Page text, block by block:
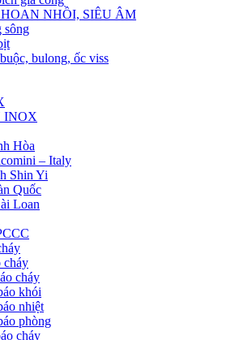
NHỒI, SIÊU ÂM
sông
bulong, ốc viss
INOX
Hòa
– Italy
Shin Yi
Quốc
Loan
cháy
cháy
khói
nhiệt
phòng
cháy